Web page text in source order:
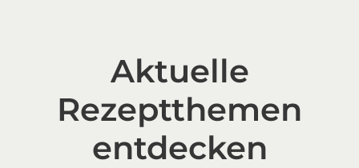
Aktuelle
Rezeptthemen
entdecken